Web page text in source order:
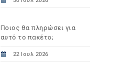
Ποιος θα πληρώσει για
αυτό το πακέτο;
22 Ιουλ 2026